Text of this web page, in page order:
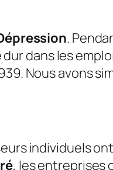
.
dans les
Nous avons
individuels
, les entreprises